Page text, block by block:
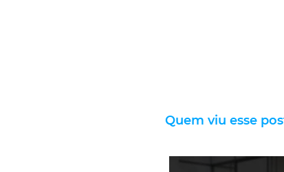
Quem viu esse